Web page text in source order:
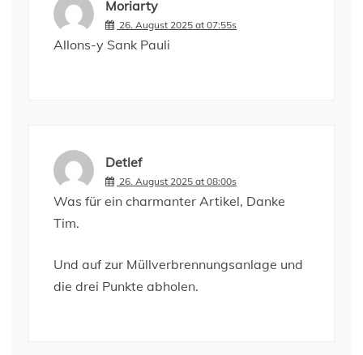
Moriarty
26. August 2025 at 07:55s
Allons-y Sank Pauli
Detlef
26. August 2025 at 08:00s
Was für ein charmanter Artikel, Danke
Tim.
Und auf zur Müllverbrennungsanlage und
die drei Punkte abholen.